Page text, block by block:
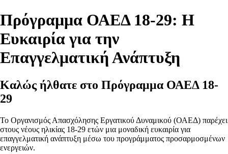
Πρόγραμμα ΟΑΕΔ 18-29: Η
Ευκαιρία για την
Επαγγελματική Ανάπτυξη
Καλώς ήλθατε στο Πρόγραμμα ΟΑΕΔ 18-
29
Το Οργανισμός Απασχόλησης Εργατικού Δυναμικού (ΟΑΕΔ) παρέχει
στους νέους ηλικίας 18-29 ετών μια μοναδική ευκαιρία για
επαγγελματική ανάπτυξη μέσω του προγράμματος προσαρμοσμένων
ενεργειών.